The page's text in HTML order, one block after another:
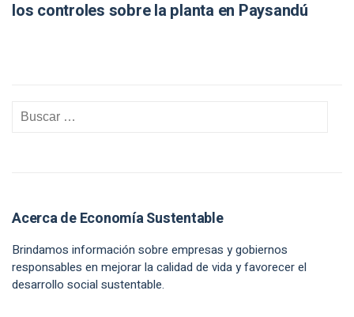
los controles sobre la planta en Paysandú
Acerca de Economía Sustentable
Brindamos información sobre empresas y gobiernos
responsables en mejorar la calidad de vida y favorecer el
desarrollo social sustentable.